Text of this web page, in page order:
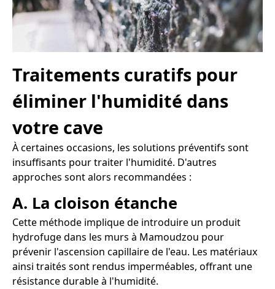
Traitements curatifs pour
éliminer l'humidité dans
votre cave
À certaines occasions, les solutions préventifs sont
insuffisants pour traiter l'humidité. D'autres
approches sont alors recommandées :
A. La cloison étanche
Cette méthode implique de introduire un produit
hydrofuge dans les murs à Mamoudzou pour
prévenir l'ascension capillaire de l'eau. Les matériaux
ainsi traités sont rendus imperméables, offrant une
résistance durable à l'humidité.